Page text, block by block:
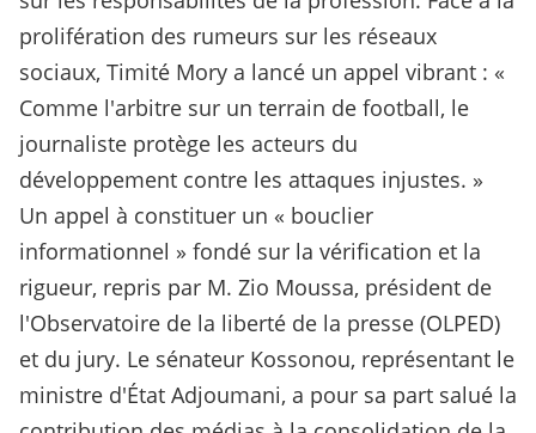
prolifération des rumeurs sur les réseaux
sociaux, Timité Mory a lancé un appel vibrant : «
Comme l'arbitre sur un terrain de football, le
journaliste protège les acteurs du
développement contre les attaques injustes. »
Un appel à constituer un « bouclier
informationnel » fondé sur la vérification et la
rigueur, repris par M. Zio Moussa, président de
l'Observatoire de la liberté de la presse (OLPED)
et du jury. Le sénateur Kossonou, représentant le
ministre d'État Adjoumani, a pour sa part salué la